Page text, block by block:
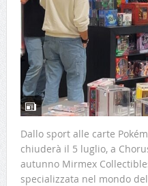
Dallo sport alle carte
chiuderà il 5 luglio, a
autunno Mirmex
specializzata nel mondo